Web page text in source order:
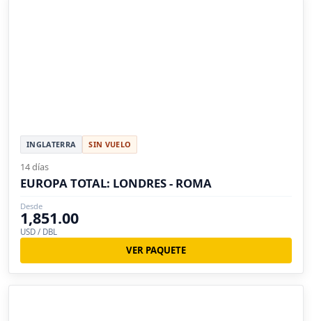
INGLATERRA SIN VUELO
14 días
EUROPA TOTAL: LONDRES - ROMA
Desde
1,851.00
USD / DBL
VER PAQUETE